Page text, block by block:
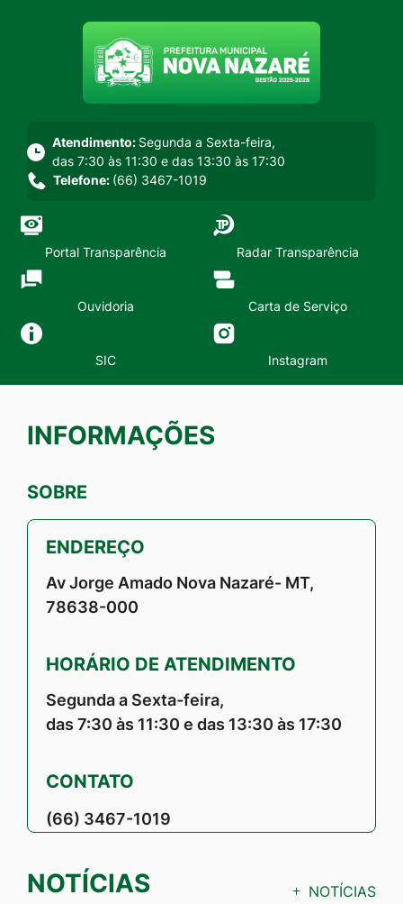
Seção do menu principal
Atendimento: Segunda a Sexta-feira,
das 7:30 às 11:30 e das 13:30 às 17:30
Telefone: (66) 3467-1019
Portal Transparência Radar Transparência
Ouvidoria Carta de Serviço
SIC Instagram
INFORMAÇÕES
SOBRE
ENDEREÇO
Av Jorge Amado Nova Nazaré- MT,
78638-000
HORÁRIO DE ATENDIMENTO
Segunda a Sexta-feira,
das 7:30 às 11:30 e das 13:30 às 17:30
CONTATO
(66) 3467-1019
NOTÍCIAS NOTÍCIAS